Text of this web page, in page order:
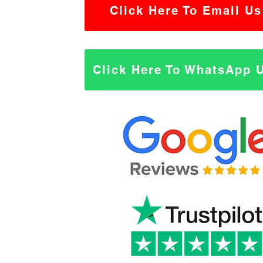
Click Here To Email Us
Click Here To WhatsApp